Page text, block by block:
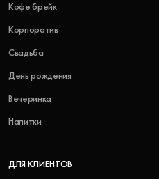
Кофе брейк
Корпоратив
Свадьба
День рождения
Вечеринка
Напитки
ДЛЯ КЛИЕНТОВ